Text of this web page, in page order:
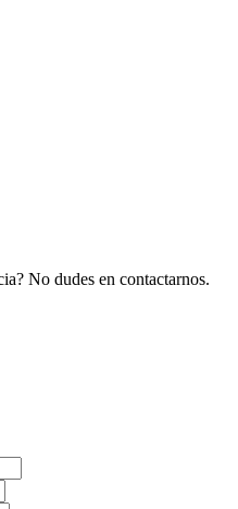
No dudes en contactarnos.